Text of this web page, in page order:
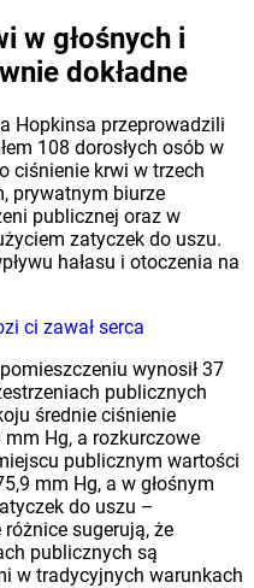
w głośnych i
dokładne
Hopkinsa przeprowadzili
108 dorosłych osób w
ciśnienie krwi w trzech
prywatnym biurze
publicznej oraz w
zatyczek do uszu.
hałasu i otoczenia na
ci zawał serca
wynosił 37
publicznych
średnie ciśnienie
mm Hg, a rozkurczowe
publicznym wartości
mm Hg, a w głośnym
do uszu –
sugerują, że
publicznych są
w tradycyjnych warunkach